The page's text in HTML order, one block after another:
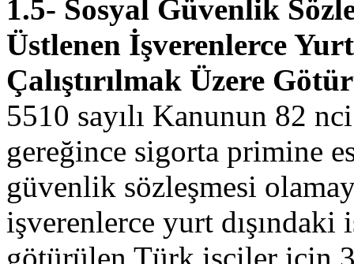
1.5- Sosyal Güvenlik
Üstlenen İşverenlerce
Çalıştırılmak Üzere
5510 sayılı Kanunun 82
gereğince sigorta primine
güvenlik sözleşmesi
işverenlerce yurt dışındaki
götürülen Türk işçiler için